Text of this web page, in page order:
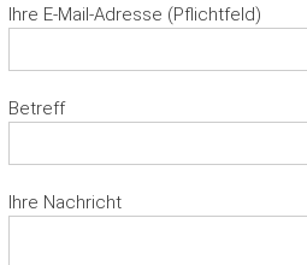
Ihre E-Mail-Adresse (Pflichtfeld)
Betreff
Ihre Nachricht